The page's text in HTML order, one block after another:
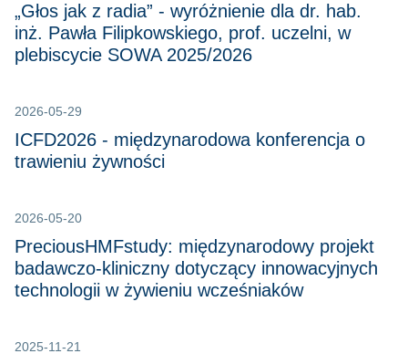
„Głos jak z radia” - wyróżnienie dla dr. hab.
inż. Pawła Filipkowskiego, prof. uczelni, w
plebiscycie SOWA 2025/2026
2026-05-29
ICFD2026 - międzynarodowa konferencja o
trawieniu żywności
2026-05-20
PreciousHMFstudy: międzynarodowy projekt
badawczo-kliniczny dotyczący innowacyjnych
technologii w żywieniu wcześniaków
2025-11-21